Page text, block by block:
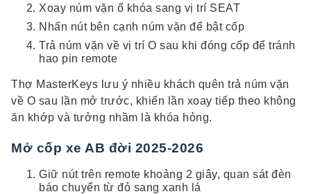
Xoay núm vặn ổ khóa sang vị trí SEAT
Nhấn nút bên cạnh núm vặn để bật cốp
Trả núm vặn về vị trí O sau khi đóng cốp để tránh
hao pin remote
Thợ MasterKeys lưu ý nhiều khách quên trả núm vặn
về O sau lần mở trước, khiến lần xoay tiếp theo không
ăn khớp và tưởng nhầm là khóa hỏng.
Mở cốp xe AB đời 2025-2026
Giữ nút trên remote khoảng 2 giây, quan sát đèn
báo chuyển từ đỏ sang xanh lá